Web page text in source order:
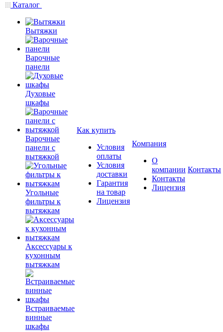
Каталог
Вытяжки
Варочные
панели
Духовые
шкафы
Варочные
панели с
вытяжкой
Угольные
фильтры к
вытяжкам
Аксессуары к
кухонным
вытяжкам
Встраиваемые
винные
шкафы
Как купить
Условия
оплаты
Условия
доставки
Гарантия
на товар
Лицензия
Компания
О
компании
Контакты
Лицензия
Контакты